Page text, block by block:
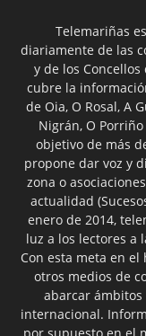
Telemariñas
diariamente de las
y de los Concellos
cubre la
de Oia, O Rosal, A
Nigrán, O
objetivo de más
propone dar voz y
zona o
actualidad
enero de 2014,
luz a los lectores a
Con esta meta en
otros medios de
abarcar
internacional.
por supuesto en el